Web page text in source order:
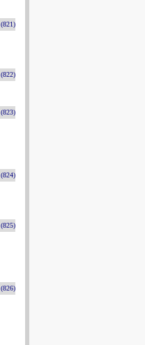
(821)
(822)
(823)
(824)
(825)
(826)